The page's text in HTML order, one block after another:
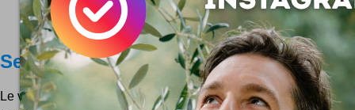
Selles de vélo déco
Le vélo en plus beau et plus déco avec des selles en cuir qui